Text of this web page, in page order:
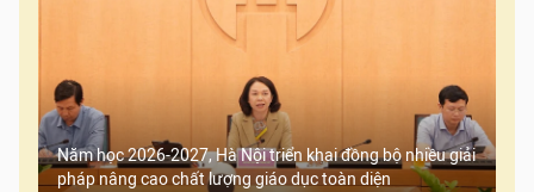
Năm học 2026-2027, Hà Nội triển khai đồng bộ nhiều giải
pháp nâng cao chất lượng giáo dục toàn diện